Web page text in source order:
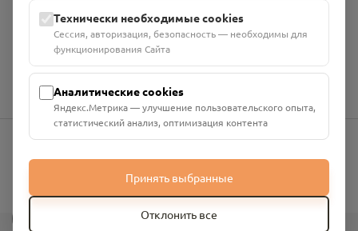
Юридический адрес: 216790, Смоленская область, р-н
Руднянский, г. Рудня, улица Западная, д. 26А, пом. 18
Номер счёта: 40702810901130004287 в АО "АЛЬФА-БАНК"
Кор. счёт: 30101810200000000593
info@pomnim.online
Технически необходимые cookies
Сессия, авторизация, безопасность — необходимы для
функционирования Сайта
Аналитические cookies
Яндекс.Метрика — улучшение пользовательского опыта,
статистический анализ, оптимизация контента
Принять выбранные
Отклонить все